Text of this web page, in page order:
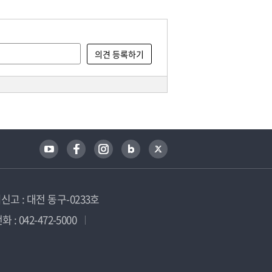
고 : 대전 동구-0233호
: 042-472-5000